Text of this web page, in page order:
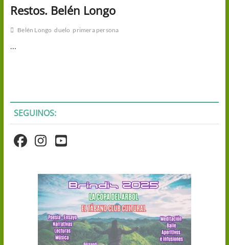
Restos. Belén Longo
Belén Longo duelo primera persona
…
SEGUINOS: